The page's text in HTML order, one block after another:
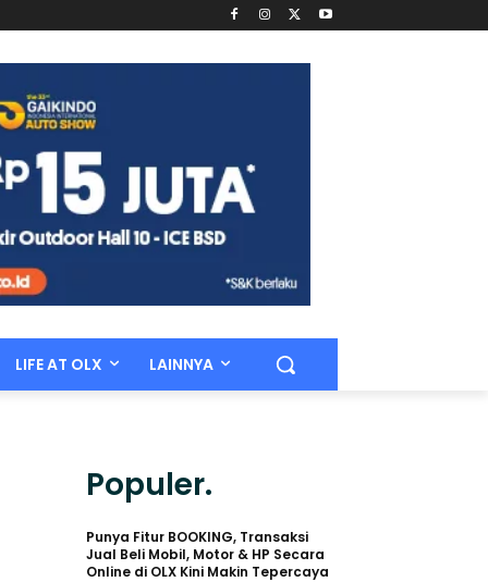
LIFE AT OLX LAINNYA
Populer.
Punya Fitur BOOKING, Transaksi
Jual Beli Mobil, Motor & HP Secara
Online di OLX Kini Makin Tepercaya